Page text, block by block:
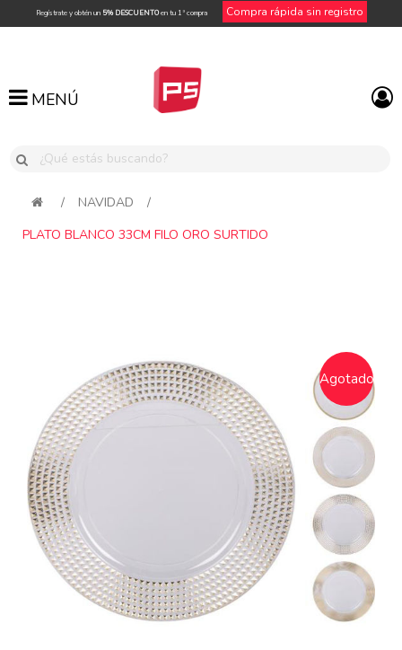
Regístrate y obtén un 5% DESCUENTOen tu 1ª compra Compra rápida sin registro
MENÚ
MENÚ
/ NAVIDAD
/
PLATO BLANCO 33CM FILO ORO SURTIDO
Agotado